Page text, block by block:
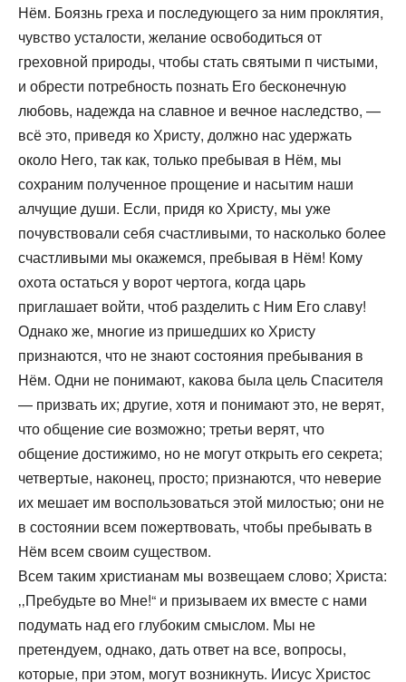
Нём. Боязнь греха и последующего за ним проклятия,
чувство усталости, желание освободиться от
греховной природы, чтобы стать святыми п чистыми,
и обрести потребность познать Его бесконечную
любовь, надежда на славное и вечное наследство, —
всё это, приведя ко Христу, должно нас удержать
около Него, так как, только пребывая в Нём, мы
сохраним полученное прощение и насытим наши
алчущие души. Если, придя ко Христу, мы уже
почувствовали себя счастливыми, то насколько более
счастливыми мы окажемся, пребывая в Нём! Кому
охота остаться у ворот чертога, когда царь
приглашает войти, чтоб разделить с Ним Его славу!
Однако же, многие из пришедших ко Христу
признаются, что не знают состояния пребывания в
Нём. Одни не понимают, какова была цель Спасителя
— призвать их; другие, хотя и понимают это, не верят,
что общение сие возможно; третьи верят, что
общение достижимо, но не могут открыть его секрета;
четвертые, наконец, просто; признаются, что неверие
их мешает им воспользоваться этой милостью; они не
в состоянии всем пожертвовать, чтобы пребывать в
Нём всем своим существом.
Всем таким христианам мы возвещаем слово; Христа:
‚‚Пребудьте во Мне!“ и призываем их вместе с нами
подумать над его глубоким смыслом. Мы не
претендуем, однако, дать ответ на все, вопросы,
которые, при этом, могут возникнуть. Иисус Христос